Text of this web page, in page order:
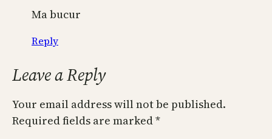
Ma bucur
Reply
Leave a Reply
Your email address will not be published.
Required fields are marked*